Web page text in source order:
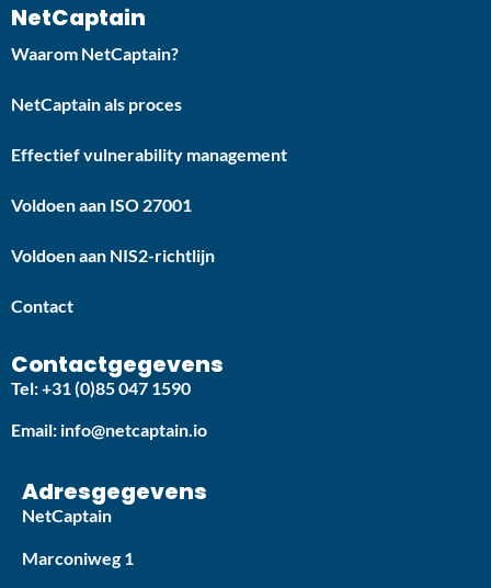
NetCaptain
Waarom NetCaptain?
NetCaptain als proces
Effectief vulnerability management
Voldoen aan ISO 27001
Voldoen aan NIS2-richtlijn
Contact
Contactgegevens
Tel: +31 (0)85 047 1590
Email: info@netcaptain.io
Adresgegevens
NetCaptain
Marconiweg 1